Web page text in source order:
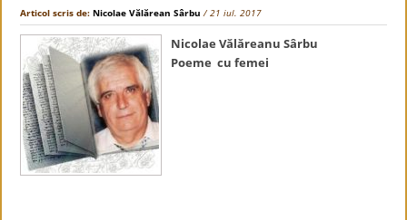
Articol scris de:Nicolae Vălărean Sârbu / 21 iul. 2017
Nicolae Vălăreanu Sârbu
Poeme cu femei